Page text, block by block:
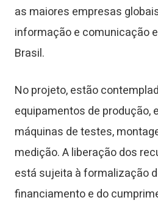
as maiores empresas
informação e comunicação
Brasil.
No projeto, estão
equipamentos de produção,
máquinas de testes,
medição. A liberação dos
está sujeita à formalização
financiamento e do